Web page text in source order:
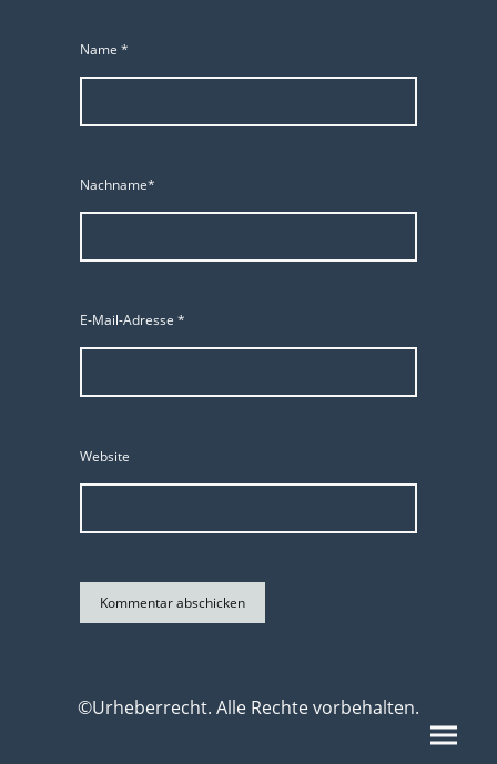
Name *
Nachname*
E-Mail-Adresse *
Website
©Urheberrecht. Alle Rechte vorbehalten.